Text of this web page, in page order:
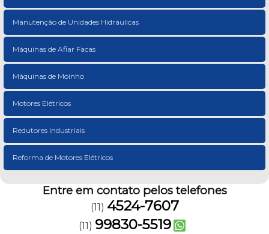
Manutenção de Unidades Hidráulicas
Máquinas de Afiar Facas
Máquinas de Moinho
Motores Elétricos
Redutores Industriais
Reforma de Motores Elétricos
Entre em contato pelos telefones
(11) 4524-7607
(11) 99830-5519